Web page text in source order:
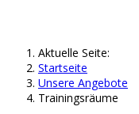
Aktuelle Seite:
Startseite
Unsere Angebote
Trainingsräume